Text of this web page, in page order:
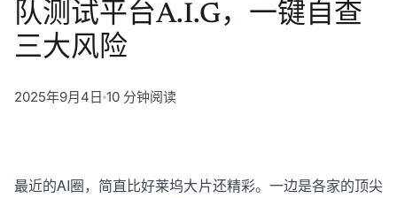
队测试平台A.I.G，一键自查
三大风险
2025年9月4日 10 分钟阅读
最近的AI圈，简直比好莱坞大片还精彩。一边是各家的顶尖